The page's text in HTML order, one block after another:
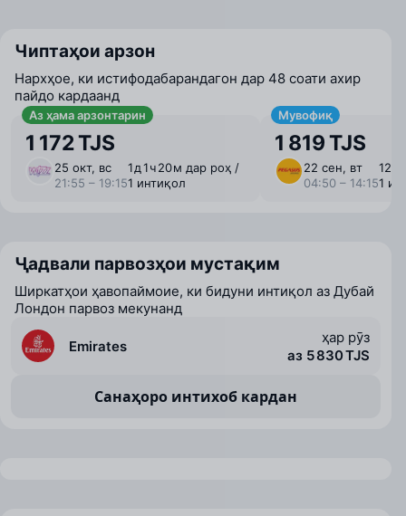
Чиптаҳои арзон
Нархҳое, ки истифодабарандагон дар 48 соати ахир
пайдо кардаанд
Аз ҳама арзонтарин
1 172 TJS
25 окт, вс
21:55 – 19:15
1 ⁠д 1 ⁠ч 20 ⁠м дар роҳ /
1 интиқол
Мувофиқ
1 819 TJS
22 сен, вт
04:50 – 14:15
12 ⁠ч
1
Ҷадвали парвозҳои мустақим
Ширкатҳои ҳавопаймоие, ки бидуни интиқол аз Дубай
Лондон парвоз мекунанд
Emirates
ҳар рӯз
аз 5 830 TJS
Санаҳоро интихоб кардан